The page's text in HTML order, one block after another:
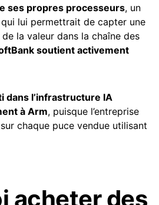
ses propres processeurs, un
lui permettrait de capter une
la valeur dans la chaîne des
soutient activement
dans l’infrastructure IA
à Arm, puisque l’entreprise
chaque puce vendue utilisant
acheter des